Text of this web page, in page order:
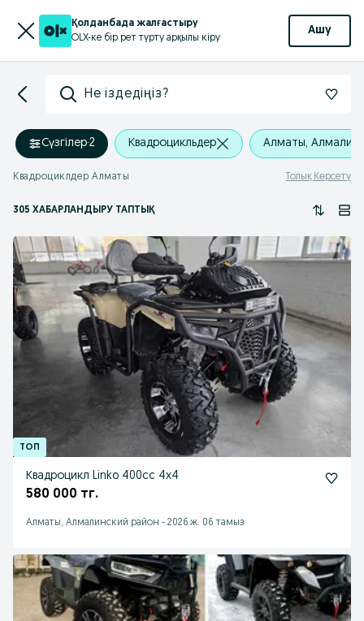
Қолданбада жалғастыру
OLX-ке бір рет түрту арқылы кіру
Ашу
Не іздедіңіз?
Сүзгілер·2 Квадроцикльдер Алматы,
Квадроциклдер Алматы Толық Көрсету
305 ХАБАРЛАНДЫРУ ТАПТЫҚ
Квадроцикл Linko 400cc 4x4
580 000 тг.
Алматы, Алмалинский район - 2026 ж. 06 тамыз